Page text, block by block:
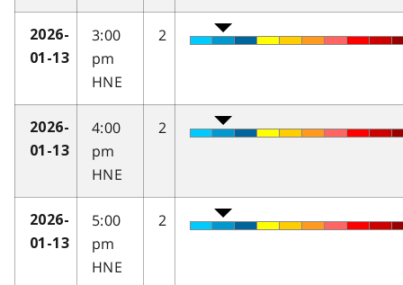
2026-
01-13
3:00
pm
HNE
2
2026-
01-13
4:00
pm
HNE
2
2026-
01-13
5:00
pm
HNE
2